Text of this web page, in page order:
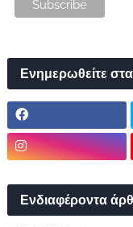
Ενημερωθείτε
Ενδιαφέροντα